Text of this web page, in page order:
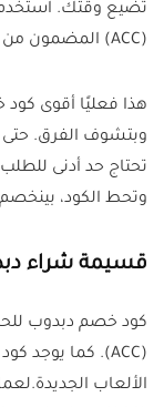
تضيع وقتك.
(ACC) المضمون من
هذا فعليًا أقوى
وبتشوف الفرق.
تحتاج حد أدنى
وتحط الكود، بينخصم
قسيمة شراء
الألعاب